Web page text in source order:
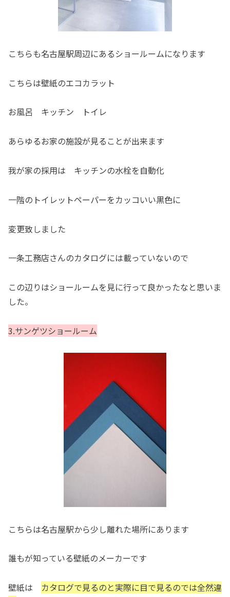
こちらも名古屋駅周辺にあるショールームになります
こちらは壁紙のエコカラット
お風呂 キッチン トイレ
あらゆるお家の施設が見ることが出来ます
我が家の採用は キッチンの水栓を自動化
一階のトイレットペーパーをカッコいい黒色に
変更致しました
一条工務店さんのカタログには載っていないので
この辺りはショールームを見に行って良かったなと思いま
した。
3.サンゲツショールーム
こちらは名古屋駅から少し離れた場所にあります
誰もが知っている壁紙のメーカーです
壁紙は カタログで見るのと実際に目で見るのでは全然違